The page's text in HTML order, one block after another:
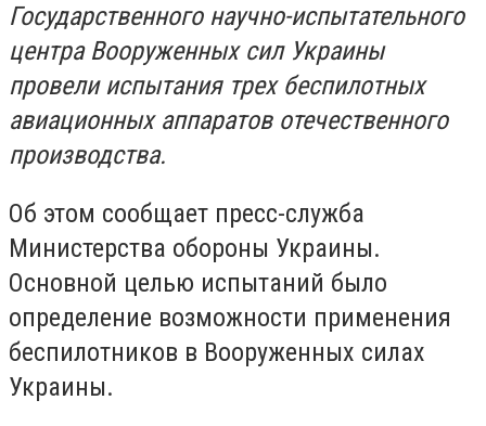
Государственного научно-испытательного
центра Вооруженных сил Украины
провели испытания трех беспилотных
авиационных аппаратов отечественного
производства.
Об этом сообщает пресс-служба
Министерства обороны Украины.
Основной целью испытаний было
определение возможности применения
беспилотников в Вооруженных силах
Украины.